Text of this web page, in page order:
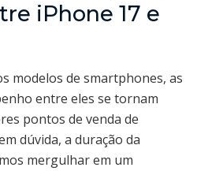
iPhone 17 e
modelos de smartphones, as
entre eles se tornam
pontos de venda de
dúvida, a duração da
mergulhar em um